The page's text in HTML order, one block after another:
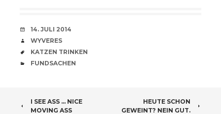
VERABREDUNG
14. JULI 2014
VERFASSER
WYVERES
SCHLAGWÖRTER
KATZEN TRINKEN
CATEGORIES
FUNDSACHEN
BEITRAGSNAVIGATION
I SEE ASS … NICE
MOVING ASS
HEUTE SCHON
GEWEINT? NEIN GUT.